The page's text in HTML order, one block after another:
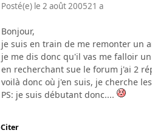
Posté(e) le 2 août 200521 a
Bonjour,
je suis en train de me remonter un
je me dis donc qu'il vas me falloir
en recherchant sue le forum j'ai 2
voilà donc où j'en suis, je cherche
PS: je suis débutant donc....
Citer